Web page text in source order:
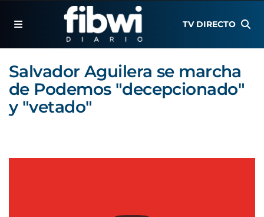
TV DIRECTO
Salvador Aguilera se marcha
de Podemos "decepcionado"
y "vetado"